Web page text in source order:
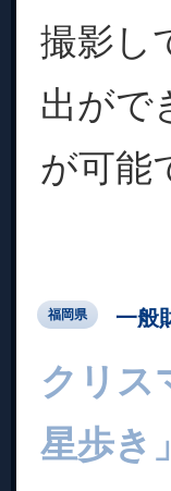
撮影し
出がで
が可能
福岡県 一般
クリス
星歩き」